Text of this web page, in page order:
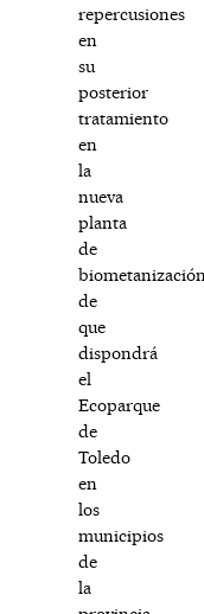
repercusiones
en
su
posterior
tratamiento
en
la
nueva
planta
de
biometanización
de
que
dispondrá
el
Ecoparque
de
Toledo
en
los
municipios
de
la